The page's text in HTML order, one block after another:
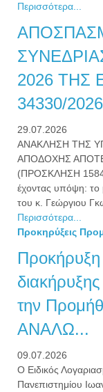
Περισσότερα...
2026 ΤΗΣ
34330/
29.07.2026
ΑΝΑΚΛΗΣΗ ΤΗΣ
ΑΠΟΔΟΧΗΣ
(ΠΡΟΣΚΛΗΣΗ
έχοντας υπόψη:
του κ. Γεώργιου
Περισσότερα...
Προκηρύξεις
την
ΑΝΑΛΩ...
09.07.2026
Ο Ειδικός
Πανεπιστημίου